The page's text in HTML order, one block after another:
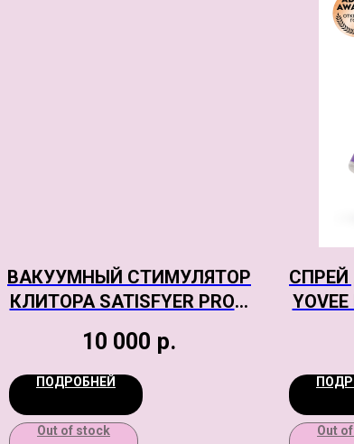
ВАКУУМНЫЙ СТИМУЛЯТОР
КЛИТОРА SATISFYER PRO 2
BLUETOOTH/APP, ЧЁРНЫЙ
10 000 р.
ПОДРОБНЕЙ
Out of stock Out